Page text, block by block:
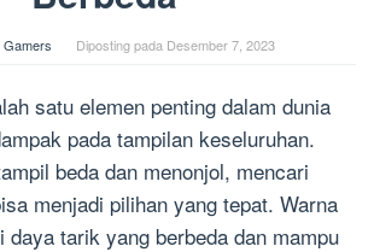
Gamers Diposting pada Desember 7, 2023
satu elemen penting dalam dunia
pada tampilan keseluruhan.
beda dan menonjol, mencari
menjadi pilihan yang tepat. Warna
daya tarik yang berbeda dan mampu